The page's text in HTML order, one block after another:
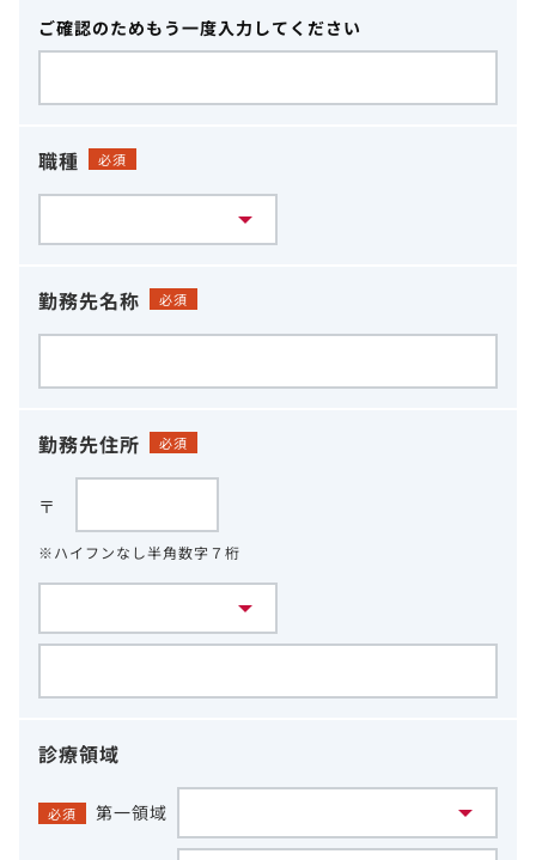
ご確認のためもう一度入力してください
職種 必須
勤務先名称 必須
勤務先住所 必須
〒
※ハイフンなし半角数字７桁
診療領域
必須 第一領域